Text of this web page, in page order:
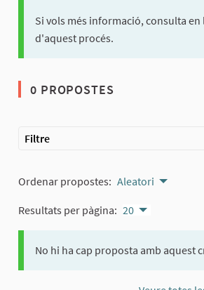
Si vols més informació, consulta en
d'aquest procés.
0 PROPOSTES
Filtre
Ordenar propostes: Aleatori
Resultats per pàgina: 20
No hi ha cap proposta amb aquest